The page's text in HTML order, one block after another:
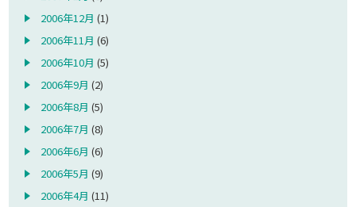
2006年12月 (1)
2006年11月 (6)
2006年10月 (5)
2006年9月 (2)
2006年8月 (5)
2006年7月 (8)
2006年6月 (6)
2006年5月 (9)
2006年4月 (11)